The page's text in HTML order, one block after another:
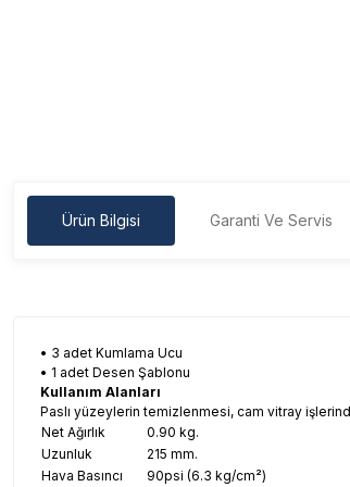
Ürün Bilgisi Garanti Ve Servis
• 3 adet Kumlama Ucu
• 1 adet Desen Şablonu
Kullanım Alanları
Paslı yüzeylerin temizlenmesi, cam vitray
Net Ağırlık
0.90 kg.
Uzunluk
215 mm.
Hava Basıncı
90psi (6.3 kg/cm²)